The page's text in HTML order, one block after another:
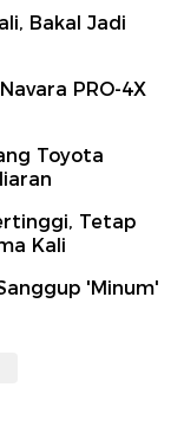
Bakal Jadi
PRO-4X
Toyota
Tetap
Kali
'Minum'